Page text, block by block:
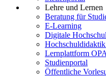
Lehre und Lernen
Beratung für
E-Learning
Digitale
Lernplattform
Studienportal
Öffentliche